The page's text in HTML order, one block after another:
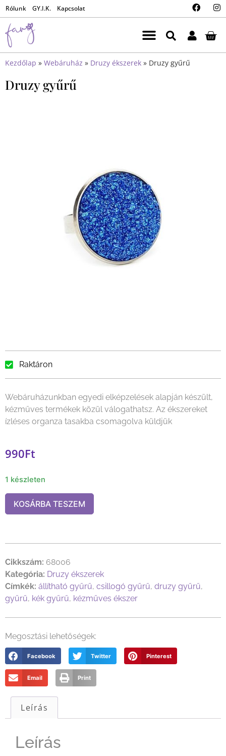
Rólunk GY.I.K. Kapcsolat
Kezdőlap » Webáruház » Druzy ékszerek » Druzy gyűrű
Druzy gyűrű
Raktáron
Webáruházunkban egyedi elképzelések alapján készült,
kézműves termékek közül válogathatsz. Az ékszereket
ízléses organza tasakba csomagolva küldjük
990Ft
1 készleten
KOSÁRBA TESZEM
Cikkszám: 68006
Kategória: Druzy ékszerek
Címkék: állítható gyűrű, csillogó gyűrű, druzy gyűrű,
gyűrű, kék gyűrű, kézműves ékszer
Megosztási lehetőségek:
Facebook Twitter Pinterest
Email Print
Leírás
Leírás